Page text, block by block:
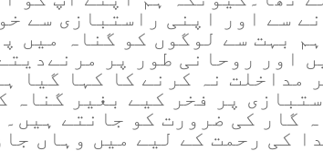
سے اور اپنی راستبازی سے
ہم بہت سے لوگوں کو گناہ میں
اور روحانی طور پر
مداخلت نہ کرنے کا کہا گیا
پر فخر کیے بغیر گناہ
گار کی ضرورت کو جانتے
کی رحمت کے لیے میں وہاں